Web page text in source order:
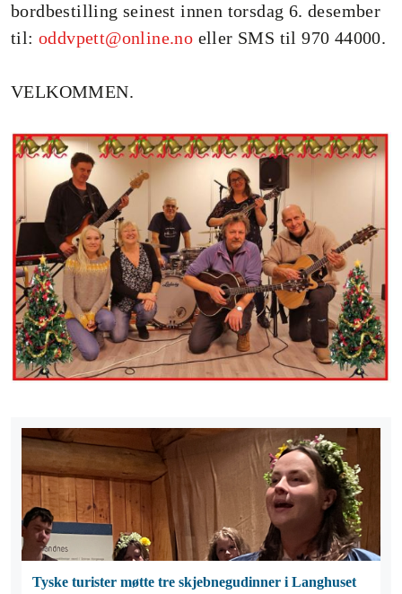
bordbestilling seinest innen torsdag 6. desember
til: oddvpett@online.no eller SMS til 970 44000.
VELKOMMEN.
Tyske turister møtte tre skjebnegudinner i Langhuset